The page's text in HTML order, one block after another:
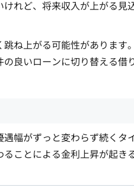
れど、将来収入が上がる見
ね上がる可能性があります
良いローンに切り替える借
幅がずっと変わらず続くタ
ことによる金利上昇が起き